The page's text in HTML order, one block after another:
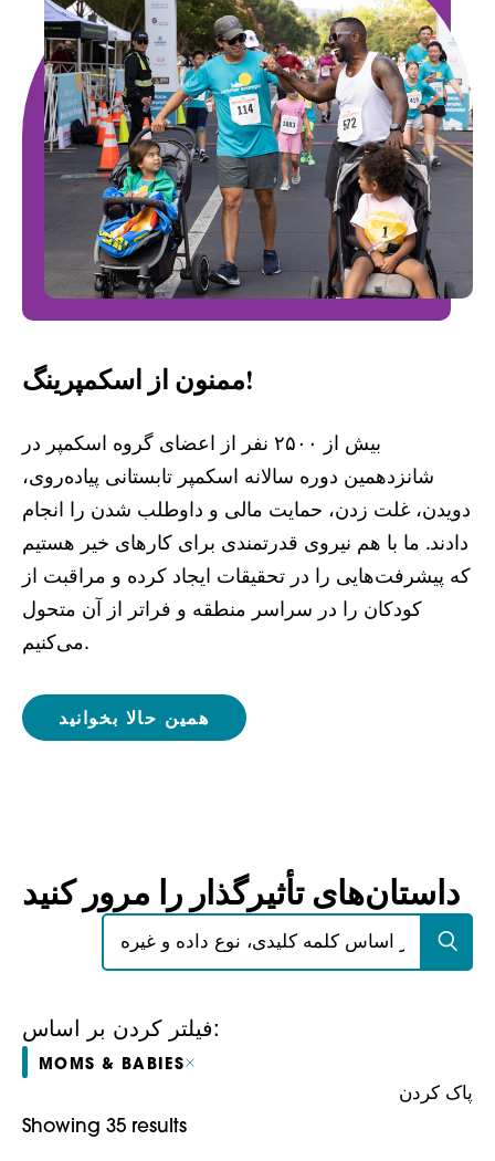
ممنون از اسکمپرینگ!
بیش از ۲۵۰۰ نفر از اعضای گروه اسکمپر در
شانزدهمین دوره سالانه اسکمپر تابستانی پیاده‌روی،
دویدن، غلت زدن، حمایت مالی و داوطلب شدن را انجام
دادند. ما با هم نیروی قدرتمندی برای کارهای خیر هستیم
که پیشرفت‌هایی را در تحقیقات ایجاد کرده و مراقبت از
کودکان را در سراسر منطقه و فراتر از آن متحول
می‌کنیم.
همین حالا بخوانید
داستان‌های تأثیرگذار را مرور کنید
فیلتر کردن بر اساس:
MOMS & BABIES
پاک کردن
Showing 35 results